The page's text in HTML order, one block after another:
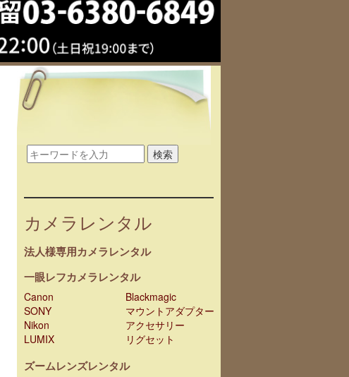
検索
カメラレンタル
法人様専用カメラレンタル
一眼レフカメラレンタル
Canon
Blackmagic
SONY
マウントアダプター
Nikon
アクセサリー
LUMIX
リグセット
ズームレンズレンタル